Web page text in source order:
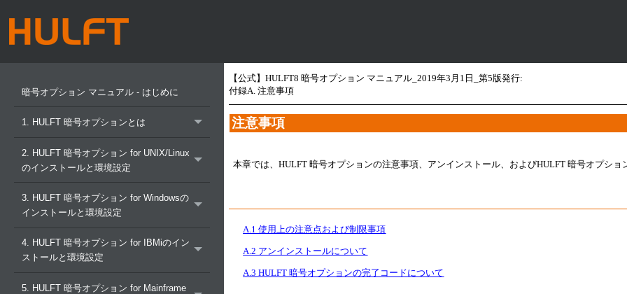
暗号オプション マニュアル - はじめに
1. HULFT 暗号オプションとは
2. HULFT 暗号オプション for UNIX/Linux
のインストールと環境設定
3. HULFT 暗号オプション for Windowsの
インストールと環境設定
4. HULFT 暗号オプション for IBMiのイン
ストールと環境設定
5. HULFT 暗号オプション for Mainframe
【公式】HULFT8 暗号オプション マニュアル_2019年3月1日_第5版発行:
付録A. 注意事項
注意事項
本章では、HULFT 暗号オプションの注意事項、アンインストール、およびHULFT 暗号オプショ
A.1 使用上の注意点および制限事項
A.2 アンインストールについて
A.3 HULFT 暗号オプションの完了コードについて